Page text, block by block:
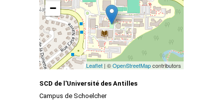
−
Leaflet | ©OpenStreetMapcontributors
SCD de l'Université des Antilles
Campus de Schoelcher